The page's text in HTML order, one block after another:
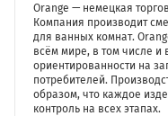
Orange — немецкая
Компания производит
для ванных комнат.
всём мире, в том числе и
ориентированности на
потребителей.
образом, что каждое
контроль на всех этапах.